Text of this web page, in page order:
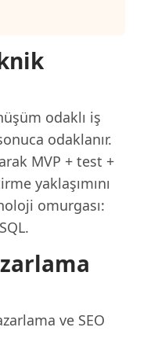
odaklı iş
odaklanır.
MVP + test +
yaklaşımını
omurgası:
ve SEO